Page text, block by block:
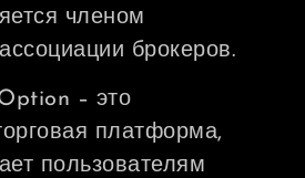
членом
брокеров.
– это
платформа,
пользователям